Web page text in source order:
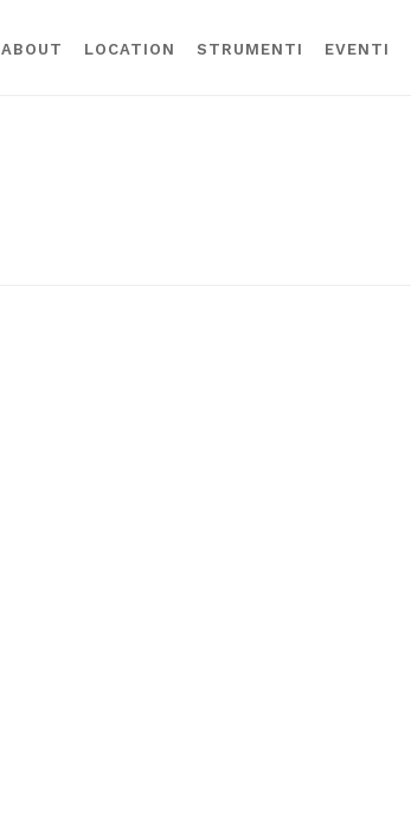
ABOUT LOCATION STRUMENTI EVENTI